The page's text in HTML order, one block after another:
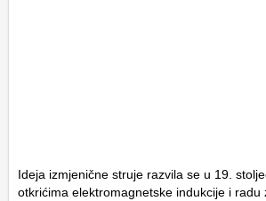
Ideja izmjenične struje razvila se u 19.
otkrićima elektromagnetske indukcije i radu